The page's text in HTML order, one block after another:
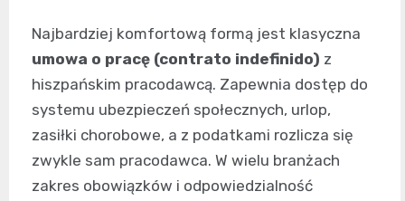
Najbardziej komfortową formą jest klasyczna
umowa o pracę (contrato indefinido) z
hiszpańskim pracodawcą. Zapewnia dostęp do
systemu ubezpieczeń społecznych, urlop,
zasiłki chorobowe, a z podatkami rozlicza się
zwykle sam pracodawca. W wielu branżach
zakres obowiązków i odpowiedzialność